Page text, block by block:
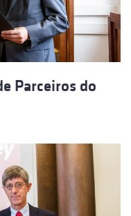
Parceiros do